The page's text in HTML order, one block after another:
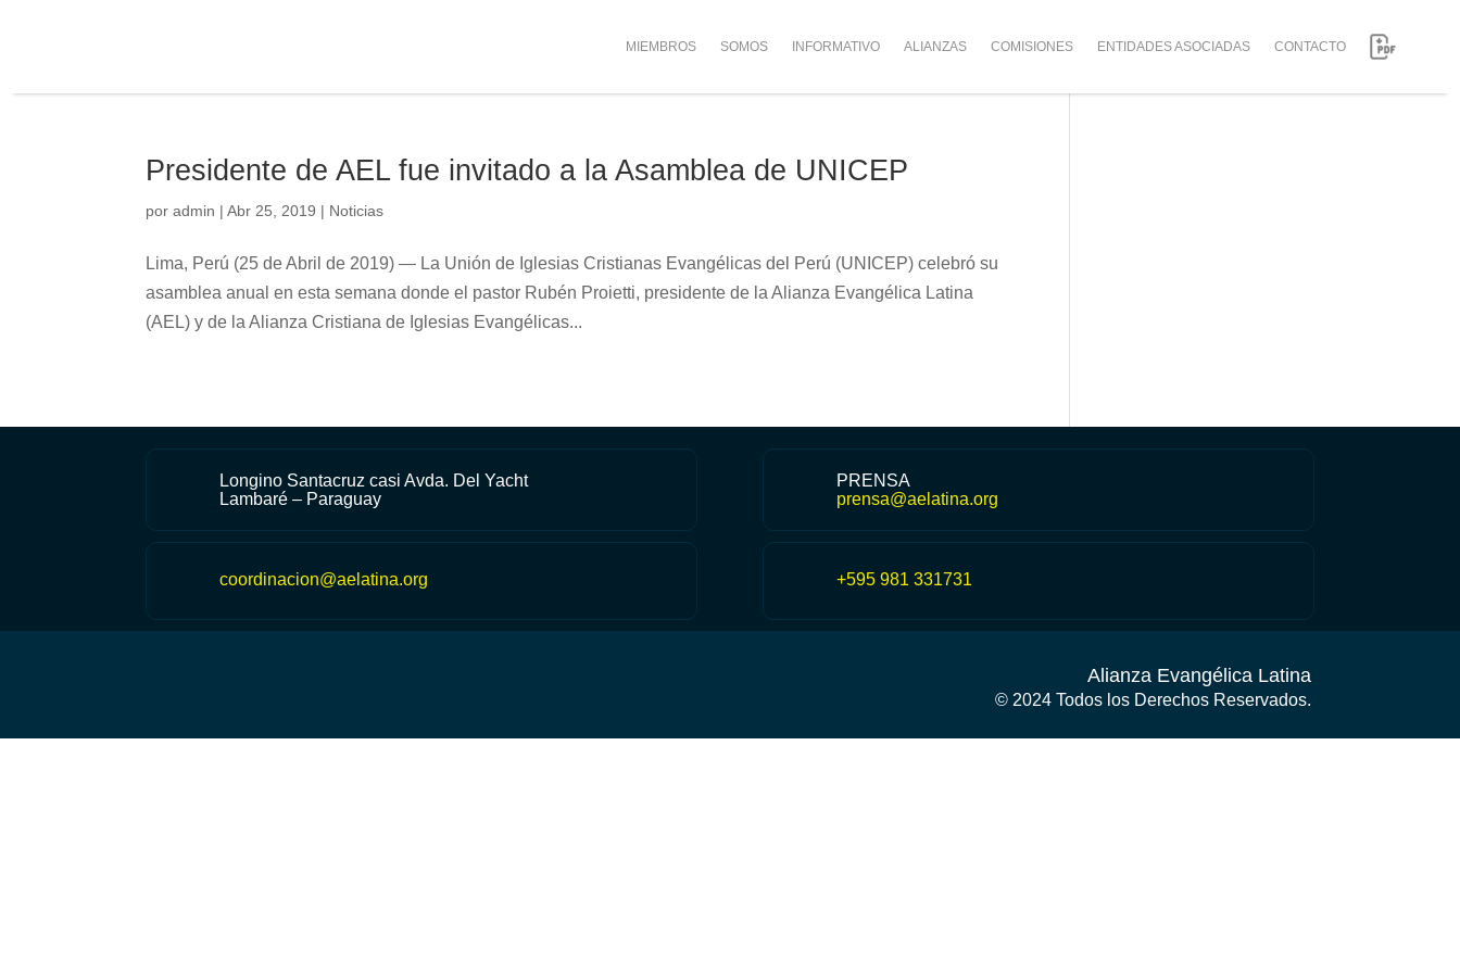
MIEMBROS SOMOS INFORMATIVO ALIANZAS COMISIONES ENTIDADES ASOCIADAS CONTACTO
Presidente de AEL fue invitado a la Asamblea de UNICEP
poradmin |Abr 25, 2019 | Noticias
Lima, Perú (25 de Abril de 2019) — La Unión de Iglesias Cristianas Evangélicas del Perú (UNICEP) celebró su
asamblea anual en esta semana donde el pastor Rubén Proietti, presidente de la Alianza Evangélica Latina
(AEL) y de la Alianza Cristiana de Iglesias Evangélicas...
Longino Santacruz casi Avda. Del Yacht
Lambaré – Paraguay
coordinacion@aelatina.org
PRENSA
prensa@aelatina.org
+595 981 331731
Alianza Evangélica Latina
© 2024 Todos los Derechos Reservados.